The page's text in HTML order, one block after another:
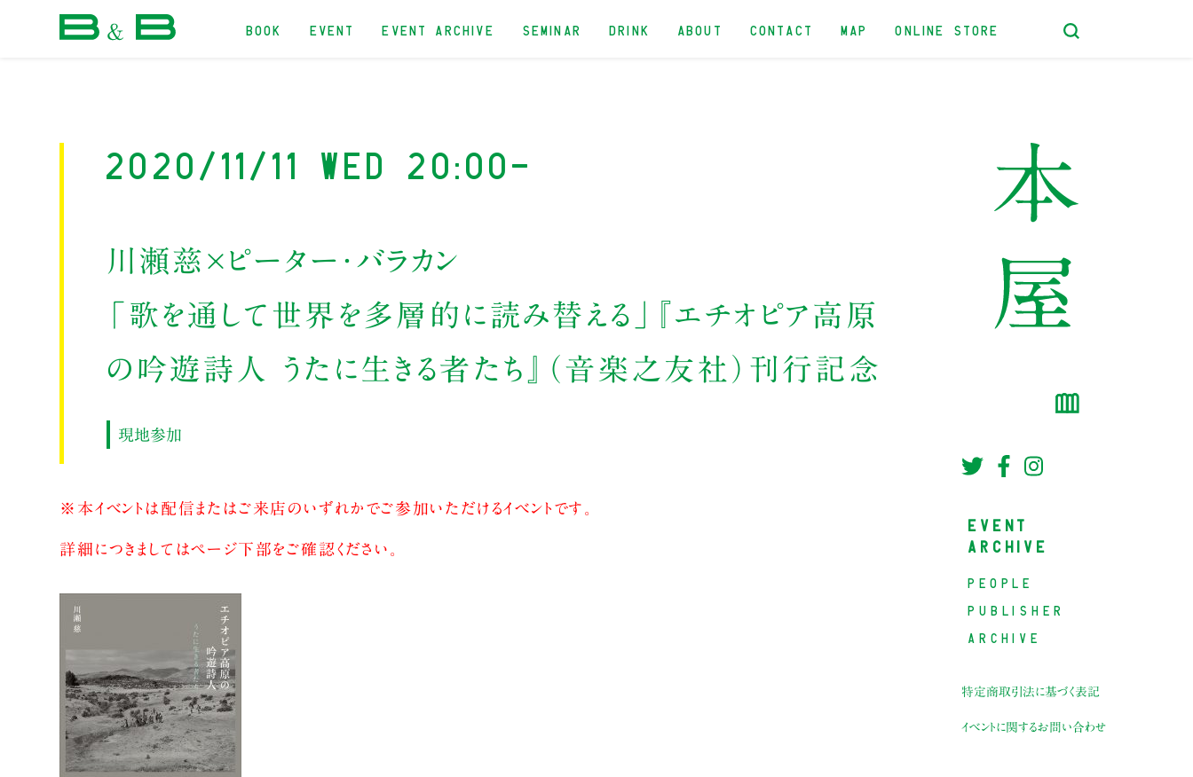
BOOK EVENT EVENT ARCHIVE SEMINAR DRINK ABOUT CONTACT MAP ONLINE STORE
2020/11/11 Wed 20:00-
川瀬慈×ピーター・バラカン
「歌を通して世界を多層的に読み替える」『エチオピア高原
の吟遊詩人 うたに生きる者たち』（音楽之友社）刊行記念
現地参加
※本イベントは配信またはご来店のいずれかでご参加いただけるイベントです。
詳細につきましてはページ下部をご確認ください。
EVENT
ARCHIVE
PEOPLE
PUBLISHER
ARCHIVE
特定商取引法に基づく表記
イベントに関するお問い合わせ